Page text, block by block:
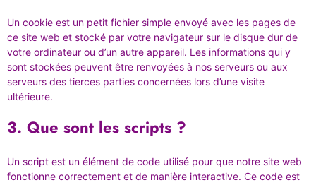
Un cookie est un petit fichier simple envoyé avec les pages de
ce site web et stocké par votre navigateur sur le disque dur de
votre ordinateur ou d’un autre appareil. Les informations qui y
sont stockées peuvent être renvoyées à nos serveurs ou aux
serveurs des tierces parties concernées lors d’une visite
ultérieure.
3. Que sont les scripts ?
Un script est un élément de code utilisé pour que notre site web
fonctionne correctement et de manière interactive. Ce code est